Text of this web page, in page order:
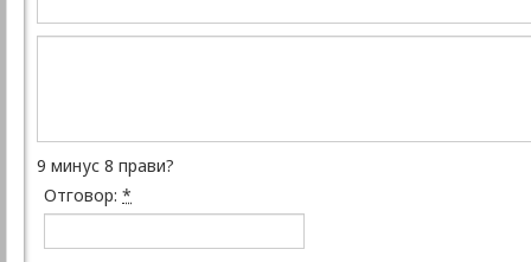
9 минус 8 прави?
Отговор: *